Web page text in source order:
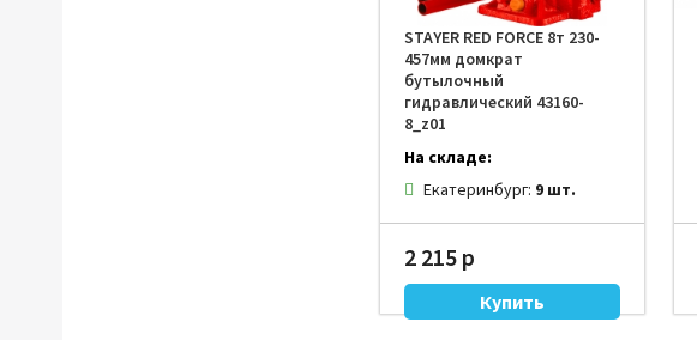
STAYER RED FORCE 8т 230-
457мм домкрат
бутылочный
гидравлический 43160-
8_z01
На складе:
Екатеринбург: 9 шт.
2 215 р